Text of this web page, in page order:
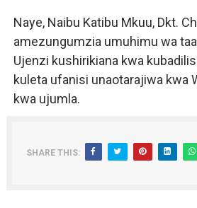
Naye, Naibu Katibu Mkuu, Dkt.
amezungumzia umuhimu wa
Ujenzi kushirikiana kwa
kuleta ufanisi unaotarajiwa kwa
kwa ujumla.
SHARE THIS: